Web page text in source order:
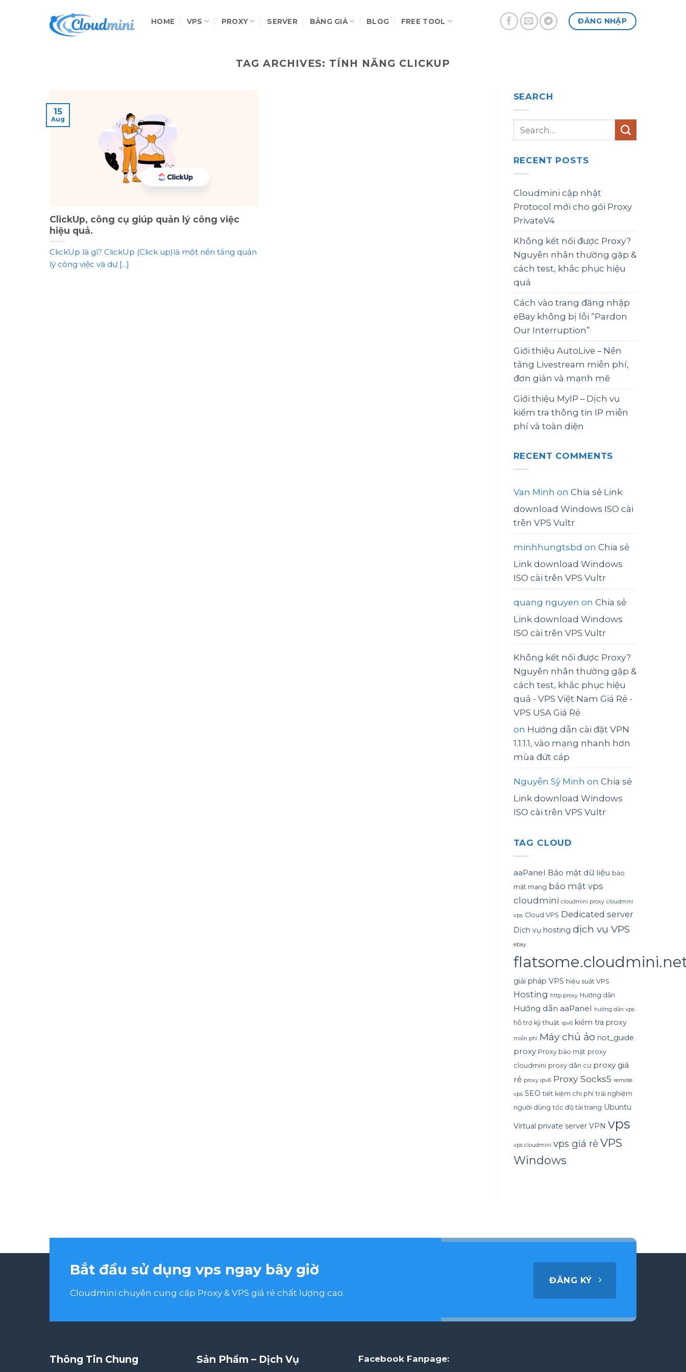
HOME VPS PROXY SERVER BẢNG GIÁ BLOG FREE TOOL ĐĂNG NHẬP
TAG ARCHIVES: TÍNH NĂNG CLICKUP
ClickUp, công cụ giúp quản lý công việc
hiệu quả.
ClickUp là gì? ClickUp (Click up)là một nền tảng quản
lý công việc và dự [...]
15
Aug
SEARCH
RECENT POSTS
Cloudmini cập nhật
Protocol mới cho gói Proxy
PrivateV4
Không kết nối được Proxy?
Nguyên nhân thường gặp &
cách test, khắc phục hiệu
quả
Cách vào trang đăng nhập
eBay không bị lỗi “Pardon
Our Interruption”
Giới thiệu AutoLive – Nền
tảng Livestream miễn phí,
đơn giản và mạnh mẽ
Giới thiệu MyIP – Dịch vụ
kiểm tra thông tin IP miễn
phí và toàn diện
RECENT COMMENTS
Van Minh on Chia sẻ Link
download Windows ISO cài
trên VPS Vultr
minhhungtsbd on Chia sẻ
Link download Windows
ISO cài trên VPS Vultr
quang nguyen on Chia sẻ
Link download Windows
ISO cài trên VPS Vultr
Không kết nối được Proxy?
Nguyên nhân thường gặp &
cách test, khắc phục hiệu
quả - VPS Việt Nam Giá Rẻ -
VPS USA Giá Rẻ
on Hướng dẫn cài đặt VPN
1.1.1.1, vào mạng nhanh hơn
mùa đứt cáp
Nguyễn Sỹ Minh on Chia sẻ
Link download Windows
ISO cài trên VPS Vultr
TAG CLOUD
aaPanel Bảo mật dữ liệu bảo
mật mạng bảo mật vps
cloudmini cloudmini proxy cloudmini
vps Cloud VPS Dedicated server
Dịch vụ hosting dịch vụ VPS
ebay
giải pháp VPS hiệu suất VPS
Hosting http proxy Hướng dẫn
Hướng dẫn aaPanel hướng dẫn vps
hỗ trợ kỹ thuật ipv6 kiểm tra proxy
miễn phí Máy chủ ảo not_guide
proxy Proxy bảo mật proxy
cloudmini proxy dân cư proxy giá
rẻ proxy ipv6 Proxy Socks5 remote
vps SEO tiết kiệm chi phí trải nghiệm
người dùng tốc độ tải trang Ubuntu
Virtual private server VPN vps
vps cloudmini vps giá rẻVPS
Windows
Bắt đầu sử dụng vps ngay bây giờ
Cloudmini chuyên cung cấp Proxy & VPS giá rẻ chất lượng cao.
ĐĂNG KÝ
Thông Tin Chung Sản Phẩm – Dịch Vụ Facebook Fanpage: